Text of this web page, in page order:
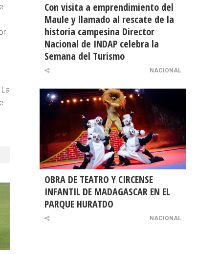
Con visita a emprendimiento del
Maule y llamado al rescate de la
historia campesina Director
Nacional de INDAP celebra la
Semana del Turismo
NACIONAL
OBRA DE TEATRO Y CIRCENSE
INFANTIL DE MADAGASCAR EN EL
PARQUE HURATDO
NACIONAL